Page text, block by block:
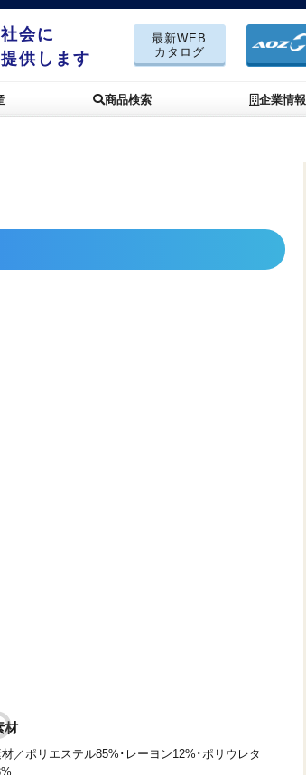
会に
供します
最新WEB
カタログ
商品検索 企業情報
材
／ポリエステル85%･レーヨン12%･ポリウレタ